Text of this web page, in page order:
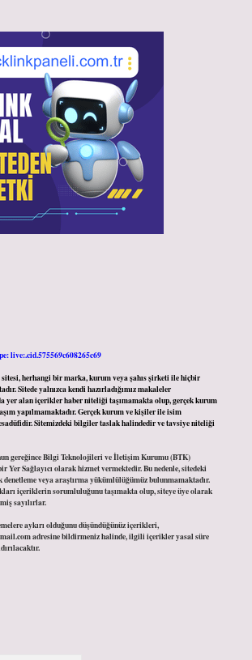
live:.cid.575569c608265c69
herhangi bir marka, kurum veya şahıs şirketi ile hiçbir
Sitede yalnızca kendi hazırladığımız makaleler
yer alan içerikler haber niteliği taşımamakta olup, gerçek kurum
yapılmamaktadır. Gerçek kurum ve kişiler ile isim
Sitemizdeki bilgiler taslak halindedir ve tavsiye niteliği
gereğince Bilgi Teknolojileri ve İletişim Kurumu (BTK)
Yer Sağlayıcı olarak hizmet vermektedir. Bu nedenle, sitedeki
veya araştırma yükümlülüğümüz bulunmamaktadır.
içeriklerin sorumluluğunu taşımakta olup, siteye üye olarak
sayılırlar.
aykırı olduğunu düşündüğünüz içerikleri,
adresine bildirmeniz halinde, ilgili içerikler yasal süre